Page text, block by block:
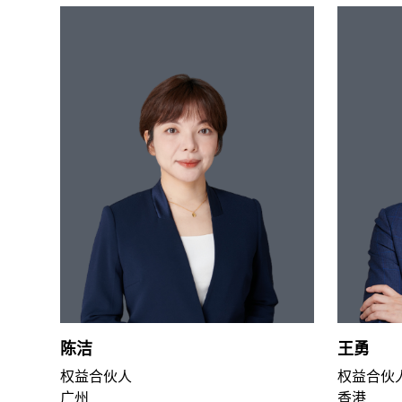
陈洁
权益合伙人
广州
王勇
权益合伙
香港